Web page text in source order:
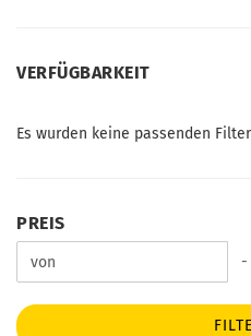
VERFÜGBARKEIT
VERFÜGBARKEIT
Es wurden keine passenden
PREIS
PREIS
Preis bis -